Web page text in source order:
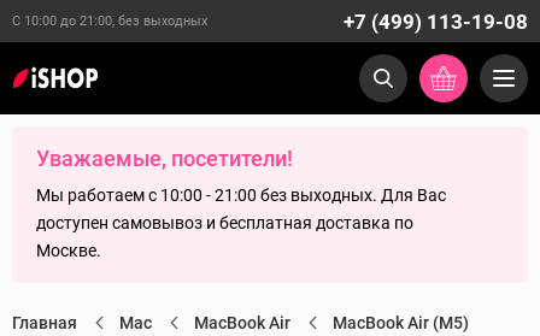
С 10:00 до 21:00, без выходных +7 (499) 113-19-08
Уважаемые, посетители!
Мы работаем с 10:00 - 21:00 без выходных. Для Вас
доступен самовывоз и бесплатная доставка по
Москве.
Главная Mac MacBook Air
MacBook Air (M5)